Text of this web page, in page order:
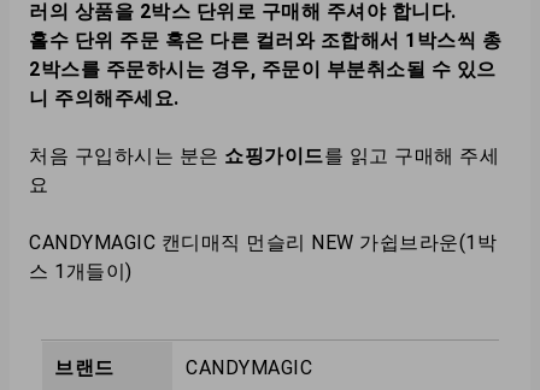
러의 상품을 2박스 단위로 구매해 주셔야 합니다.
홀수 단위 주문 혹은 다른 컬러와 조합해서 1박스씩 총
2박스를 주문하시는 경우, 주문이 부분취소될 수 있으
니 주의해주세요.
처음 구입하시는 분은 쇼핑가이드를 읽고 구매해 주세
요
CANDYMAGIC 캔디매직 먼슬리 NEW 가쉽브라운(1박
스 1개들이)
브랜드 CANDYMAGIC